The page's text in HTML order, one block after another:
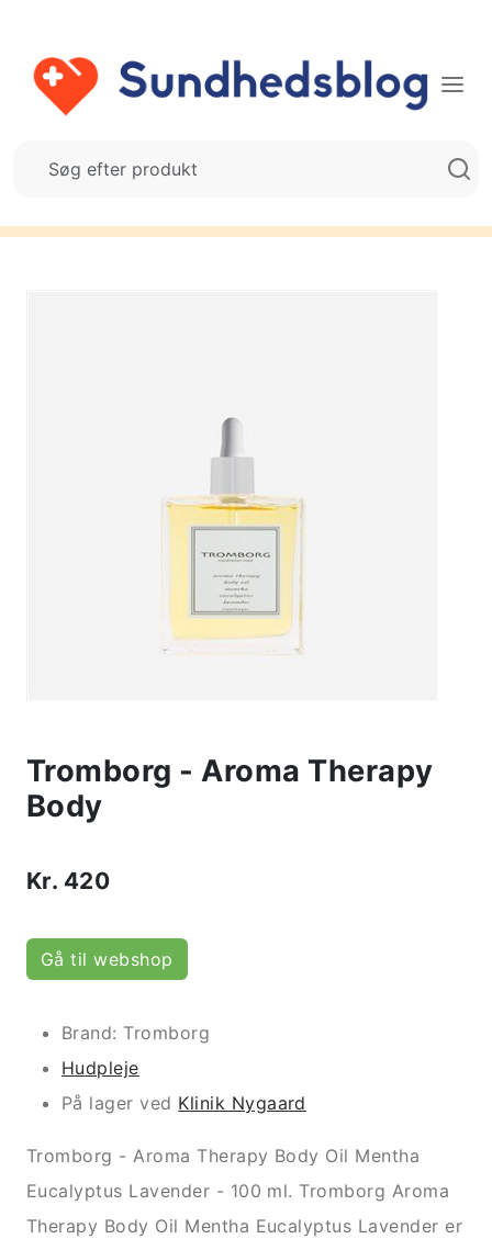
Tromborg - Aroma Therapy
Body
Kr. 420
Gå til webshop
Brand: Tromborg
Hudpleje
På lager ved Klinik Nygaard
Tromborg - Aroma Therapy Body Oil Mentha
Eucalyptus Lavender - 100 ml. Tromborg Aroma
Therapy Body Oil Mentha Eucalyptus Lavender er